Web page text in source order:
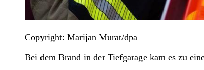
Copyright: Marijan Murat/dpa
Bei dem Brand in der Tiefgarage kam es zu